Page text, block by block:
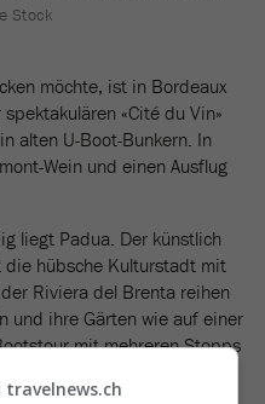
Stock
möchte, ist in Bordeaux
«Cité du Vin»
alten U-Boot-Bunkern. In
Wein und einen Ausflug
liegt Padua. Der künstlich
hübsche Kulturstadt mit
Riviera del Brenta reihen
und ihre Gärten wie auf einer
mit mehreren Stopps